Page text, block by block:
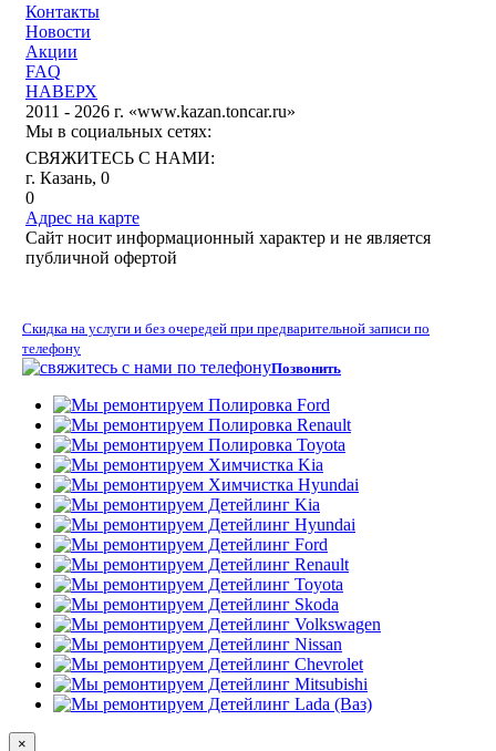
Контакты
Новости
Акции
FAQ
НАВЕРХ
2011 - 2026 г. «www.kazan.toncar.ru»
Мы в социальных сетях:
СВЯЖИТЕСЬ С НАМИ:
г. Казань, 0
0
Адрес на карте
Сайт носит информационный характер и не является
публичной офертой
Скидка на услуги и без очередей при предварительной записи по
телефону
Позвонить
×